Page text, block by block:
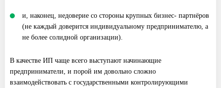
и, наконец, недоверие со стороны крупных бизнес- партнёров
(не каждый доверится индивидуальному предпринимателю, а
не более солидной организации).
В качестве ИП чаще всего выступают начинающие
предприниматели, и порой им довольно сложно
взаимодействовать с государственными контролирующими